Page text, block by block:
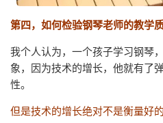
第四，如何检验钢琴老师的教学
我个人认为，一个孩子学习钢琴
象，因为技术的增长，他就有了
性。
但是技术的增长绝对不是衡量好